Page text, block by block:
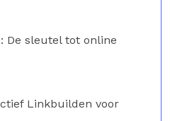
De sleutel tot online
Linkbuilden voor